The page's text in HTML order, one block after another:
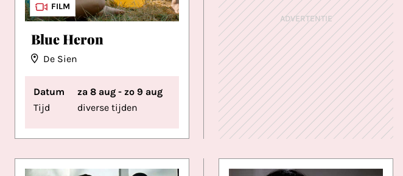
FILM
Blue Heron
De Sien
Datum
za 8 aug - zo 9 aug
Tijd
diverse tijden
ADVERTENTIE